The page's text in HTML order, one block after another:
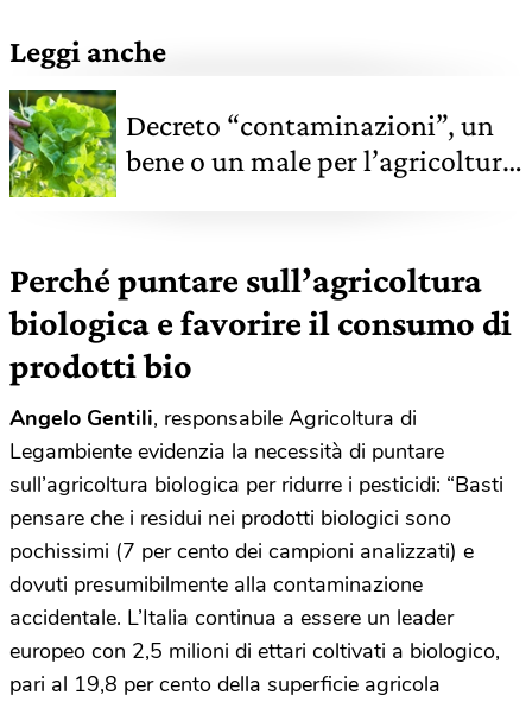
Leggi anche
Decreto “contaminazioni”, un
bene o un male per l’agricoltura
Perché puntare sull’agricoltura
biologica e favorire il consumo di
prodotti bio
Angelo Gentili, responsabile Agricoltura di
Legambiente evidenzia la necessità di puntare
sull’agricoltura biologica per ridurre i pesticidi: “Basti
pensare che i residui nei prodotti biologici sono
pochissimi (7 per cento dei campioni analizzati) e
dovuti presumibilmente alla contaminazione
accidentale. L’Italia continua a essere un leader
europeo con 2,5 milioni di ettari coltivati a biologico,
pari al 19,8 per cento della superficie agricola